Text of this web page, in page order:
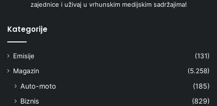
zajednice i uživaj u vrhunskim medijskim sadržajima!
Kategorije
Emisije
(131)
Magazin
(5.258)
Auto-moto
(185)
Biznis
(829)